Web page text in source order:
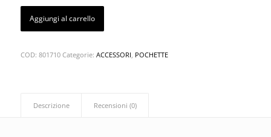
Aggiungi al carrello
COD: 801710 Categorie: ACCESSORI, POCHETTE
Descrizione Recensioni (0)